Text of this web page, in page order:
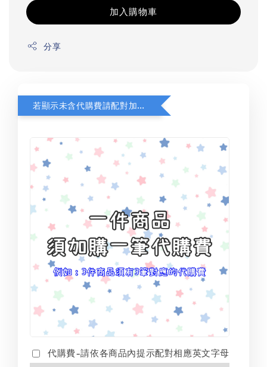
加入購物車
分享
若顯示未含代購費請配對加購(未加購視同無效訂單)
代購費-請依各商品內提示配對相應英文字母